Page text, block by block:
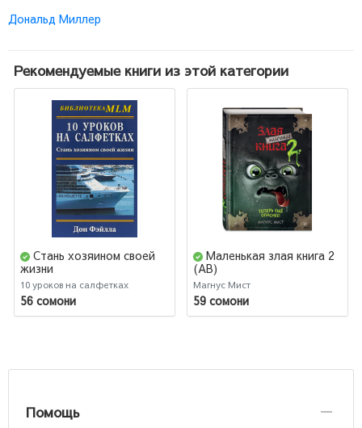
Дональд Миллер
Рекомендуемые книги из этой категории
Стань хозяином своей
жизни
10 уроков на салфетках
56 сомони
Маленькая злая книга 2
(AB)
Магнус Мист
59 сомони
Помощь